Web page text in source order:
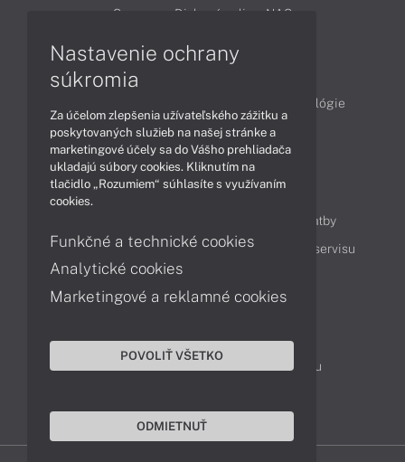
Servery
Diskové polia a NAS
Technológie
Videá
Obsah
Možnosti doručenia a platby
Podpora a servis
Servisné služby Cenník servisu
Kontakty
043 4224 771
Obchodné oddelenie
Reklamácia tovaru
Nastavenie ochrany
súkromia
Za účelom zlepšenia užívateľského zážitku a
poskytovaných služieb na našej stránke a
marketingové účely sa do Vášho prehliadača
ukladajú súbory cookies. Kliknutím na
tlačidlo „Rozumiem“ súhlasíte s využívaním
cookies.
Funkčné a technické cookies
Analytické cookies
Marketingové a reklamné cookies
POVOLIŤ VŠETKO
ODMIETNUŤ